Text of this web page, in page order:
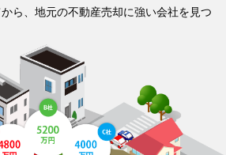
ら、地元の不動産売却に強い会社を見つ